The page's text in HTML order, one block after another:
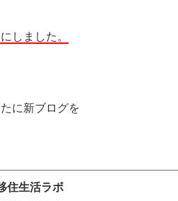
しました。
に新ブログを
住生活ラボ